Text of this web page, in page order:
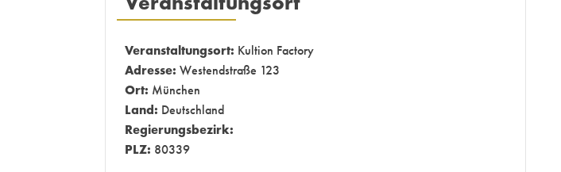
Veranstaltungsort: Kultion Factory
Adresse: Westendstraße 123
Ort: München
Land: Deutschland
Regierungsbezirk:
PLZ: 80339